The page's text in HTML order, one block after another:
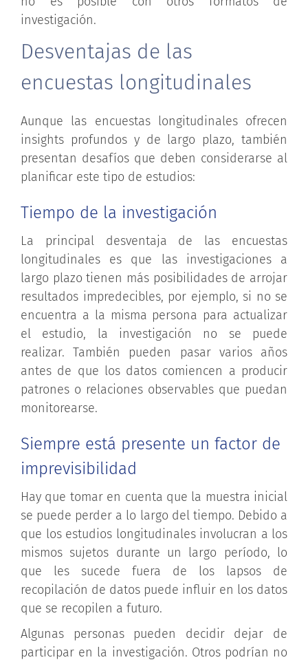
investigación.
Desventajas de las
encuestas longitudinales
Aunque las encuestas longitudinales ofrecen
insights profundos y de largo plazo, también
presentan desafíos que deben considerarse al
planificar este tipo de estudios:
Tiempo de la investigación
La principal desventaja de las encuestas
longitudinales es que las investigaciones a
largo plazo tienen más posibilidades de arrojar
resultados impredecibles, por ejemplo, si no se
encuentra a la misma persona para actualizar
el estudio, la investigación no se puede
realizar. También pueden pasar varios años
antes de que los datos comiencen a producir
patrones o relaciones observables que puedan
monitorearse.
Siempre está presente un factor de
imprevisibilidad
Hay que tomar en cuenta que la muestra inicial
se puede perder a lo largo del tiempo. Debido a
que los estudios longitudinales involucran a los
mismos sujetos durante un largo período, lo
que les sucede fuera de los lapsos de
recopilación de datos puede influir en los datos
que se recopilen a futuro.
Algunas personas pueden decidir dejar de
participar en la investigación. Otros podrían no